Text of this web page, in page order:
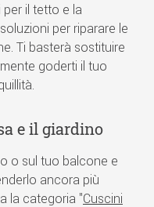
per il tetto e la
per riparare le
Ti basterà sostituire
goderti il tuo
e il giardino
o sul tuo balcone e
ancora più
la categoria "Cuscini